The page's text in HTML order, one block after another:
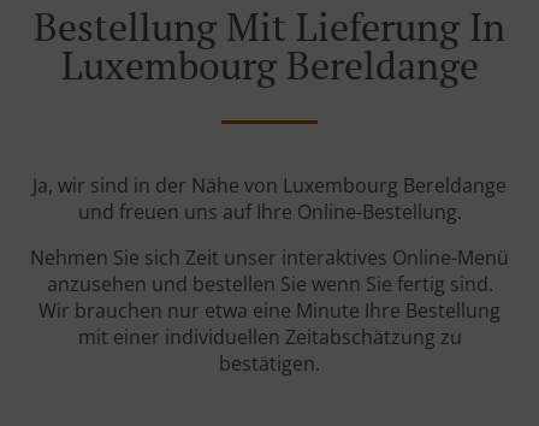
Bestellung Mit Lieferung In
Luxembourg Bereldange
Ja, wir sind in der Nähe von Luxembourg Bereldange
und freuen uns auf Ihre Online-Bestellung.
Nehmen Sie sich Zeit unser interaktives Online-Menü
anzusehen und bestellen Sie wenn Sie fertig sind.
Wir brauchen nur etwa eine Minute Ihre Bestellung
mit einer individuellen Zeitabschätzung zu
bestätigen.